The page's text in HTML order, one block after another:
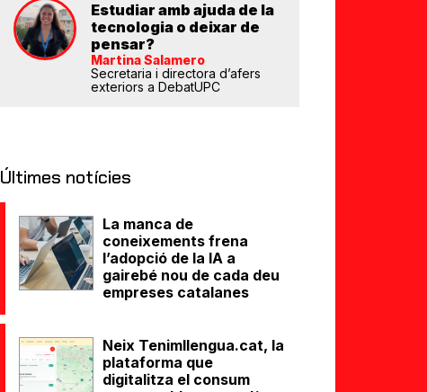
Estudiar amb ajuda de la
tecnologia o deixar de
pensar?
Martina Salamero
Secretaria i directora d’afers
exteriors a DebatUPC
Últimes notícies
La manca de
coneixements frena
l’adopció de la IA a
gairebé nou de cada deu
empreses catalanes
Neix Tenimllengua.cat, la
plataforma que
digitalitza el consum